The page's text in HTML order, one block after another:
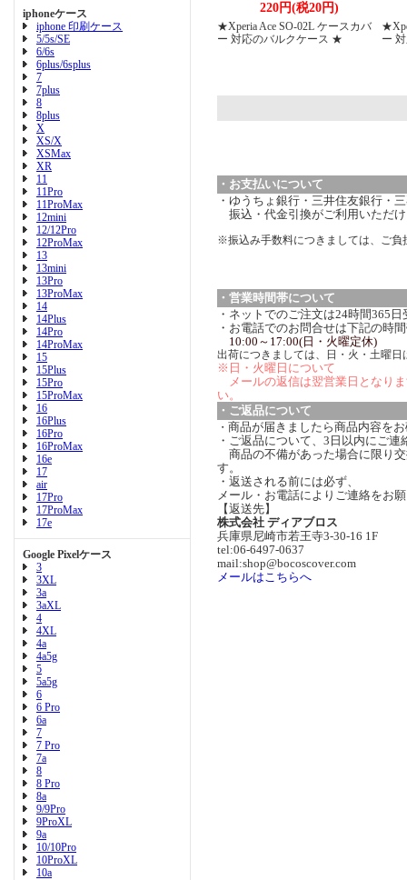
iphoneケース
iphone 印刷ケース
5/5s/SE
6/6s
6plus/6splus
7
7plus
8
8plus
X
XS/X
XSMax
XR
11
11Pro
11ProMax
12mini
12/12Pro
12ProMax
13
13mini
13Pro
13ProMax
14
14Plus
14Pro
14ProMax
15
15Plus
15Pro
15ProMax
16
16Plus
16Pro
16ProMax
16e
17
air
17Pro
17ProMax
17e
Google Pixelケース
3
3XL
3a
3aXL
4
4XL
4a
4a5g
5
5a5g
6
6 Pro
6a
7
7 Pro
7a
8
8 Pro
8a
9/9Pro
9ProXL
9a
10/10Pro
10ProXL
10a
220円(税20円)
★Xperia Ace SO-02L ケースカバ
ー 対応のバルクケース ★
ー
・お支払いについて
・ゆうちょ銀行・三井住友銀行・
振込・代金引換がご利用いただ
※振込み手数料につきましては、ご負
・営業時間帯について
・ネットでのご注文は24時間365
・お電話でのお問合せは下記の時
10:00～17:00(日・火曜定休)
出荷につきましては、日・火・土曜日
※日・火曜日について
メールの返信は翌営業日となり
い。
・ご返品について
・ 商品が届きましたら商品内容を
・ご返品について、3日以内にご連
商品の不備があった場合に限り
す。
・返送される前には必ず、
メール・お電話によりご連絡をお
【返送先】
株式会社 ディアブロス
兵庫県尼崎市若王寺3-30-16 1F
tel:06-6497-0637
mail:shop@bocoscover.com
メールはこちらへ